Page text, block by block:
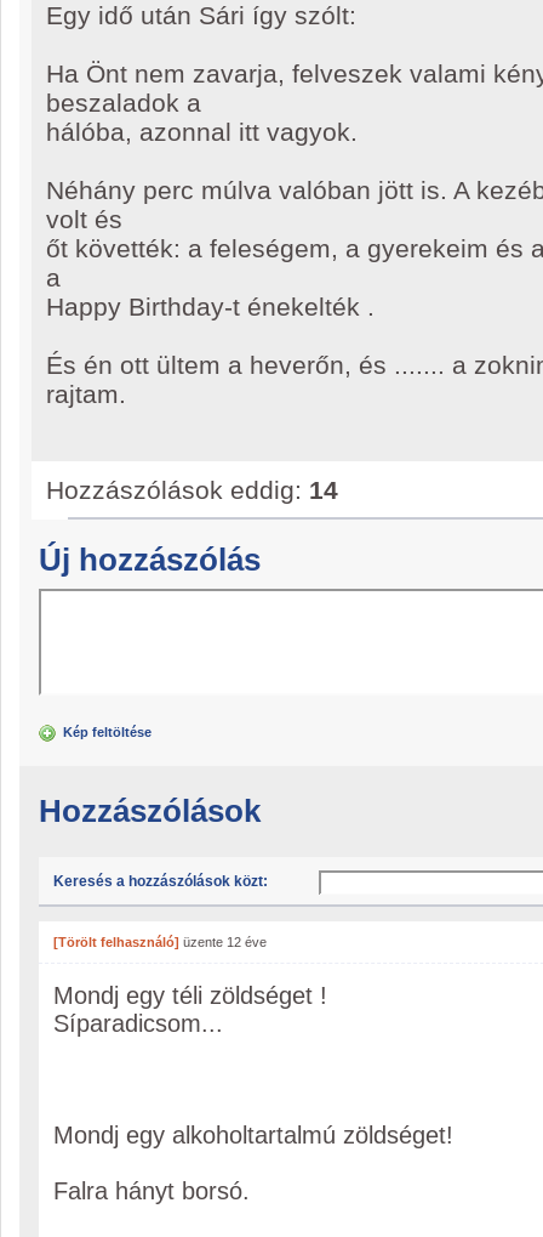
Egy idő után Sári így szólt:
Ha Önt nem zavarja, felveszek valami
beszaladok a
hálóba, azonnal itt vagyok.
Néhány perc múlva valóban jött is. A
volt és
őt követték: a feleségem, a gyerekeim és
a
Happy Birthday-t énekelték .
És én ott ültem a heverőn, és ....... a
rajtam.
Hozzászólások eddig: 14
Új hozzászólás
Kép feltöltése
Hozzászólások
Keresés a hozzászólások közt:
[Törölt felhasználó] üzente 12 éve
Mondj egy téli zöldséget !
Síparadicsom...
Mondj egy alkoholtartalmú zöldséget!
Falra hányt borsó.